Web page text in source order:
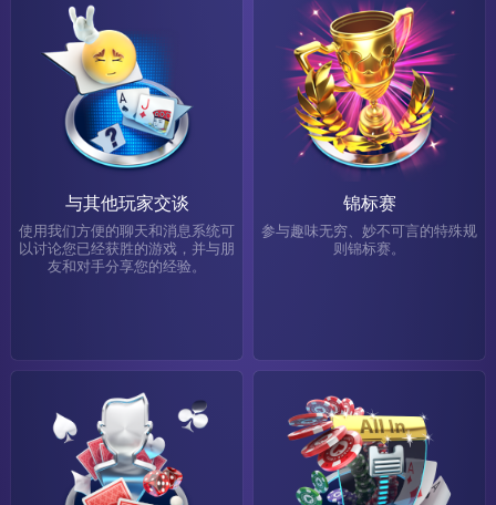
与其他玩家交谈
使用我们方便的聊天和消息系统可
以讨论您已经获胜的游戏，并与朋
友和对手分享您的经验。
锦标赛
参与趣味无穷、妙不可言的特殊规
则锦标赛。